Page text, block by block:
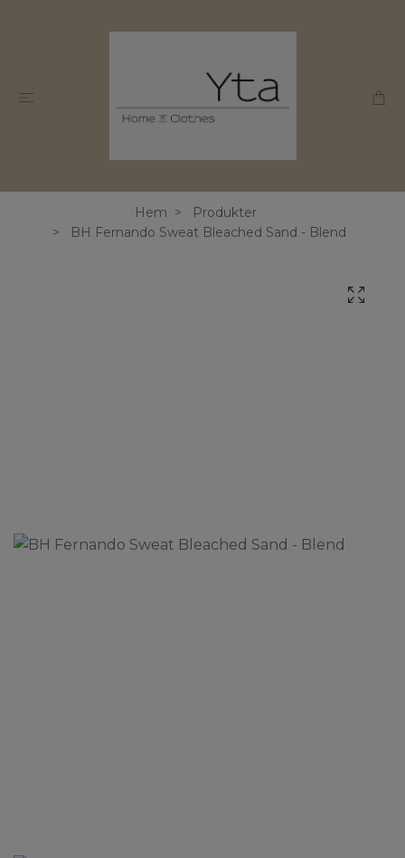
Hem
Produkter
BH Fernando Sweat Bleached Sand - Blend